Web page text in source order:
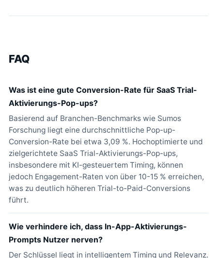
FAQ
Was ist eine gute Conversion-Rate für SaaS Trial-
Aktivierungs-Pop-ups?
Basierend auf Branchen-Benchmarks wie Sumos
Forschung liegt eine durchschnittliche Pop-up-
Conversion-Rate bei etwa 3,09 %. Hochoptimierte und
zielgerichtete SaaS Trial-Aktivierungs-Pop-ups,
insbesondere mit KI-gesteuertem Timing, können
jedoch Engagement-Raten von über 10-15 % erreichen,
was zu deutlich höheren Trial-to-Paid-Conversions
führt.
Wie verhindere ich, dass In-App-Aktivierungs-
Prompts Nutzer nerven?
Der Schlüssel liegt in intelligentem Timing und Relevanz.